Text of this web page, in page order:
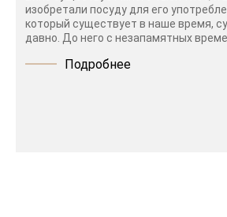
изобретали посуду для его
который существует в наше время,
давно. До него с незапамятных
Подробнее